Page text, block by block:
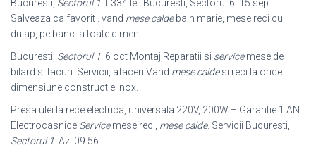
Bucuresti, Sectorul 1 1 334 lei. Bucuresti, Sectorul 6. 15 sep.
Salveaza ca favorit . vand mese caldebain marie, mese reci cu
dulap, pe banc la toate dimen.
Bucuresti, Sectorul 1 . 6 oct Montaj,Reparatii si servicemese de
bilard si tacuri. Servicii, afaceri Vand mese caldesi reci la orice
dimensiune constructie inox.
Presa ulei la rece electrica, universala 220V, 200W – Garantie 1 AN.
Electrocasnice Servicemese reci, mese calde. Servicii Bucuresti,
Sectorul 1 . Azi 09:56.